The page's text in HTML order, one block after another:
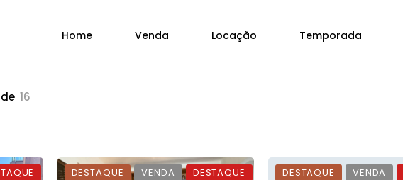
Home Venda Locação Temporada
de 16
DESTAQUE VENDA DESTAQUE DESTAQUE VENDA